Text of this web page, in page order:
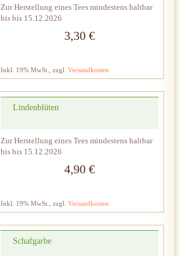
Zur Herstellung eines Tees mindestens haltbar
bis bis 15.12.2026
3,30 €
Inkl. 19% MwSt. zzgl. Versandkosten
Lindenblüten
Zur Herstellung eines Tees mindestens haltbar
bis bis 15.12.2026
4,90 €
Inkl. 19% MwSt. zzgl. Versandkosten
Schafgarbe